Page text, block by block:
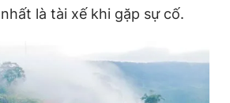
điện thoại
là tài xế khi gặp sự cố.